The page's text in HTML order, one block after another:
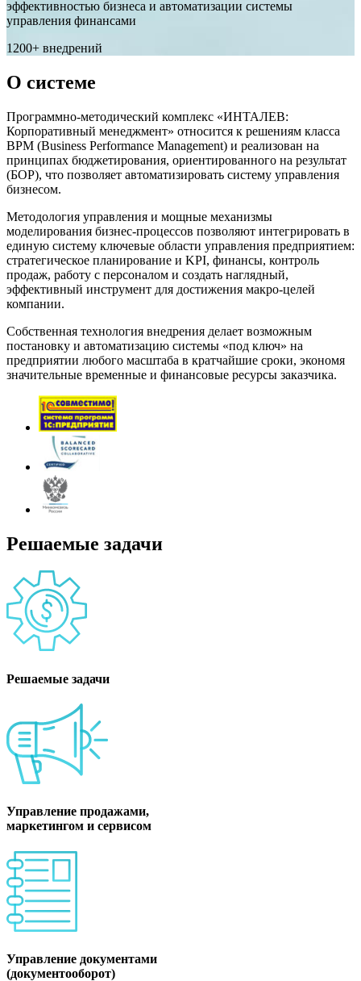
эффективностью бизнеса и автоматизации системы
управления финансами
1200+ внедрений
О системе
Программно-методический комплекс «ИНТАЛЕВ:
Корпоративный менеджмент» относится к решениям класса
BPM (Business Performance Management) и реализован на
принципах бюджетирования, ориентированного на результат
(БОР), что позволяет автоматизировать систему управления
бизнесом.
Методология управления и мощные механизмы
моделирования бизнес-процессов позволяют интегрировать в
единую систему ключевые области управления предприятием:
стратегическое планирование и KPI, финансы, контроль
продаж, работу с персоналом и создать наглядный,
эффективный инструмент для достижения макро-целей
компании.
Собственная технология внедрения делает возможным
постановку и автоматизацию системы «под ключ» на
предприятии любого масштаба в кратчайшие сроки, экономя
значительные временные и финансовые ресурсы заказчика.
Решаемые задачи
Решаемые задачи
Управление продажами,
маркетингом и сервисом
Управление документами
(документооборот)